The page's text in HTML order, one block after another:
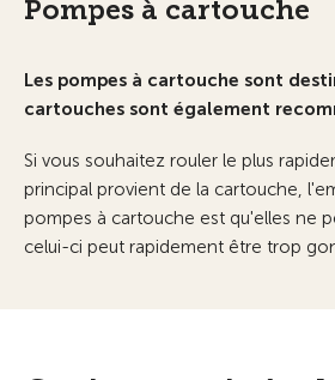
Pompes à cartouche
Les pompes à cartouche sont
cartouches sont également
Si vous souhaitez rouler le plus
principal provient de la cartouche,
pompes à cartouche est qu'elles ne
celui-ci peut rapidement être trop